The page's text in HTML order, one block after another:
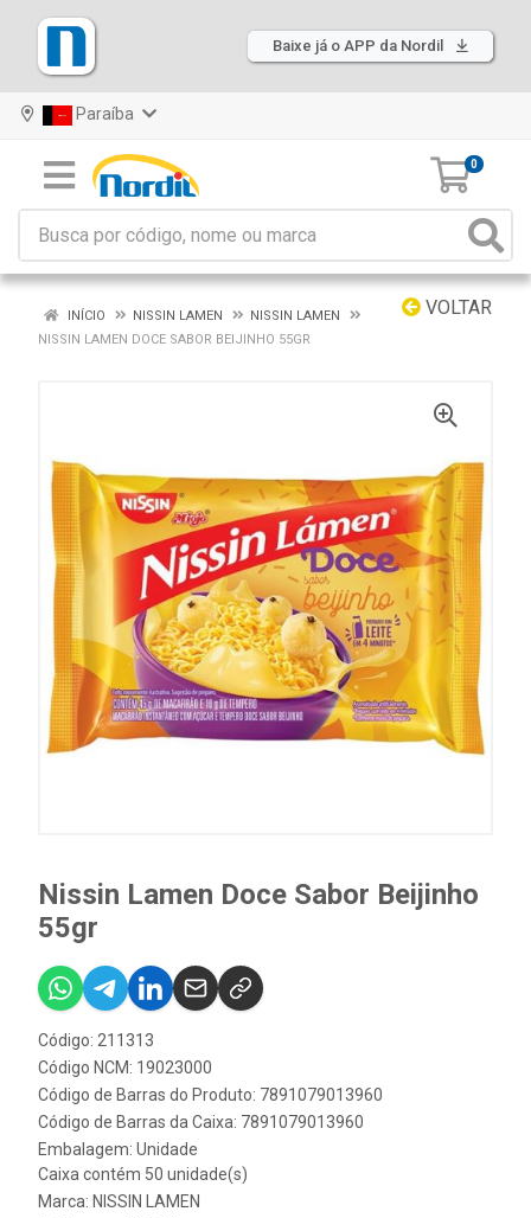
Baixe já o APP da Nordil
Paraíba
0
VOLTAR
INÍCIO NISSIN LAMEN
NISSIN LAMEN
NISSIN LAMEN DOCE SABOR BEIJINHO 55GR
Nissin Lamen Doce Sabor Beijinho
55gr
Código: 211313
Código NCM: 19023000
Código de Barras do Produto: 7891079013960
Código de Barras da Caixa: 7891079013960
Embalagem: Unidade
Caixa contém 50 unidade(s)
Marca: NISSIN LAMEN